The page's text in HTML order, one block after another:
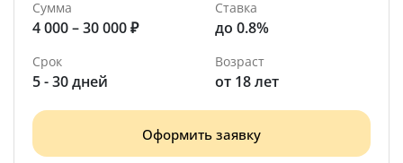
Сумма
4 000 – 30 000 ₽
Ставка
до 0.8%
Срок
5 - 30 дней
Возраст
от 18 лет
Оформить заявку